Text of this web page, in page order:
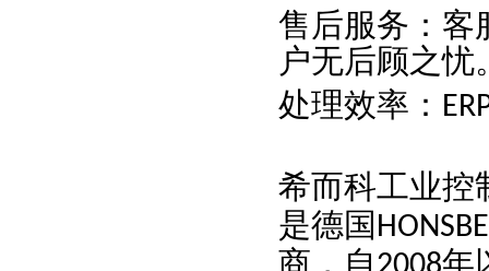
售后服务：客
户无后顾之忧
处理效率：
希而科工业控
是德国
商，自 年